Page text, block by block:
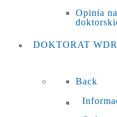
Opinia
DOKTORAT
Back